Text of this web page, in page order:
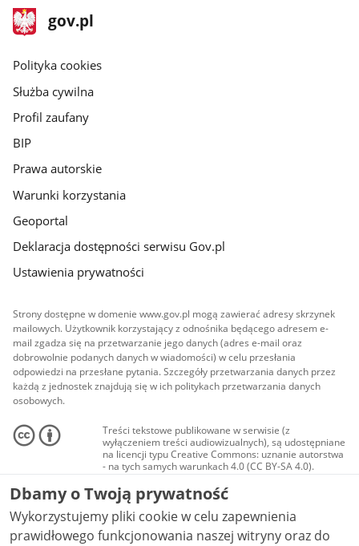
stopka
gov.pl
Strona
gov.pl
gov.pl
Polityka cookies
Służba cywilna
Profil zaufany
BIP
Prawa autorskie
Warunki korzystania
Geoportal
Deklaracja dostępności serwisu Gov.pl
Ustawienia prywatności
Strony dostępne w domenie www.gov.pl mogą zawierać adresy skrzynek
mailowych. Użytkownik korzystający z odnośnika będącego adresem e-
mail zgadza się na przetwarzanie jego danych (adres e-mail oraz
dobrowolnie podanych danych w wiadomości) w celu przesłania
odpowiedzi na przesłane pytania. Szczegóły przetwarzania danych przez
każdą z jednostek znajdują się w ich politykach przetwarzania danych
osobowych.
Treści tekstowe publikowane w serwisie (z
wyłączeniem treści audiowizualnych), są udostępniane
na licencji typu Creative Commons: uznanie autorstwa
- na tych samych warunkach 4.0 (CC BY-SA 4.0).
Materiały audiowizualne, w tym zdjęcia, materiały
audio i wideo, są udostępniane na licencji typu
Creative Commons: uznanie autorstwa użycie
niekomercyjne - bez utworów zależnych 4.0 (CC BY-
NC-ND 4.0), o ile nie jest to stwierdzone inaczej.
Dbamy o Twoją prywatność
Wykorzystujemy pliki cookie w celu zapewnienia
prawidłowego funkcjonowania naszej witryny oraz do